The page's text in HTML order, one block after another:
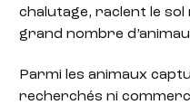
chalutage, raclent le
grand nombre
Parmi les animaux
recherchés ni